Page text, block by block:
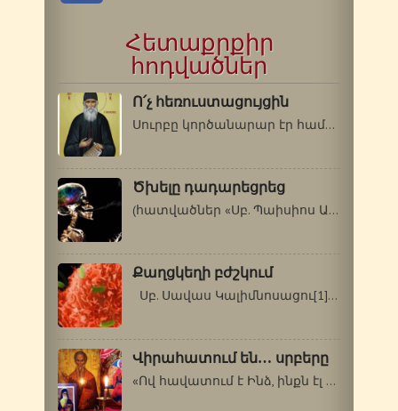
Հետաքրքիր
հոդվածներ
Ո՛չ հեռուստացույցին
Սուրբը կործանարար էր համարում հեռուստացույցի…
Ծխելը դադարեցրեց
(հատվածներ «Սբ. Պաիսիոս Աթոսացու…
Քաղցկեղի բժշկում
Սբ. Սավաս Կալիմնոսացու[1] բարեխոսությամբ…
Վիրահատում են… սրբերը
«Ով հավատում է Ինձ, ինքն էլ կանի այն…